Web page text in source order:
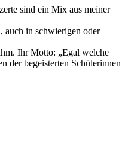
sind ein Mix aus meiner
auch in schwierigen oder
Ihr Motto: „Egal welche
der begeisterten Schülerinnen